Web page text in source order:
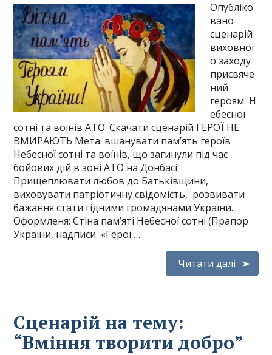
Опубліко
вано
сценарій
виховног
о заходу
присвяче
ний
героям Н
ебесної
сотні та воїнів АТО. Скачати сценарій ГЕРОЇ НЕ
ВМИРАЮТЬ Мета: вшанувати пам’ять героїв
Небесної сотні та воїнів, що загинули під час
бойових дій в зоні АТО на Донбасі.
Прищеплювати любов до Батьківщини,
виховувати патріотичну свідомість, розвивати
бажання стати гідними громадянами України.
Оформленя: Стіна пам’яті Небесної сотні (Прапор
України, надписи «Герої …
Читати далі
Сценарій на тему:
“Вміння творити добро”